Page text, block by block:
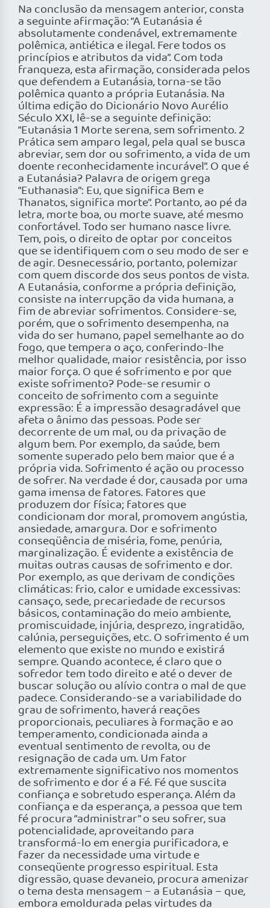
Na conclusão da mensagem anterior, consta
a seguinte afirmação: “A Eutanásia é
absolutamente condenável, extremamente
polêmica, antiética e ilegal. Fere todos os
princípios e atributos da vida”. Com toda
franqueza, esta afirmação, considerada pelos
que defendem a Eutanásia, torna-se tão
polêmica quanto a própria Eutanásia. Na
última edição do Dicionário Novo Aurélio
Século XXI, lê-se a seguinte definição:
“Eutanásia 1 Morte serena, sem sofrimento. 2
Prática sem amparo legal, pela qual se busca
abreviar, sem dor ou sofrimento, a vida de um
doente reconhecidamente incurável”. O que é
a Eutanásia? Palavra de origem grega
“Euthanasia”: Eu, que significa Bem e
Thanatos, significa morte”. Portanto, ao pé da
letra, morte boa, ou morte suave, até mesmo
confortável. Todo ser humano nasce livre.
Tem, pois, o direito de optar por conceitos
que se identifiquem com o seu modo de ser e
de agir. Desnecessário, portanto, polemizar
com quem discorde dos seus pontos de vista.
A Eutanásia, conforme a própria definição,
consiste na interrupção da vida humana, a
fim de abreviar sofrimentos. Considere-se,
porém, que o sofrimento desempenha, na
vida do ser humano, papel semelhante ao do
fogo, que tempera o aço, conferindo-lhe
melhor qualidade, maior resistência, por isso
maior força. O que é sofrimento e por que
existe sofrimento? Pode-se resumir o
conceito de sofrimento com a seguinte
expressão: É a impressão desagradável que
afeta o ânimo das pessoas. Pode ser
decorrente de um mal, ou da privação de
algum bem. Por exemplo, da saúde, bem
somente superado pelo bem maior que é a
própria vida. Sofrimento é ação ou processo
de sofrer. Na verdade é dor, causada por uma
gama imensa de fatores. Fatores que
produzem dor física; fatores que
condicionam dor moral, promovem angústia,
ansiedade, amargura. Dor e sofrimento
conseqüência de miséria, fome, penúria,
marginalização. É evidente a existência de
muitas outras causas de sofrimento e dor.
Por exemplo, as que derivam de condições
climáticas: frio, calor e umidade excessivas:
cansaço, sede, precariedade de recursos
básicos, contaminação do meio ambiente,
promiscuidade, injúria, desprezo, ingratidão,
calúnia, perseguições, etc. O sofrimento é um
elemento que existe no mundo e existirá
sempre. Quando acontece, é claro que o
sofredor tem todo direito e até o dever de
buscar solução ou alívio contra o mal de que
padece. Considerando-se a variabilidade do
grau de sofrimento, haverá reações
proporcionais, peculiares à formação e ao
temperamento, condicionada ainda a
eventual sentimento de revolta, ou de
resignação de cada um. Um fator
extremamente significativo nos momentos
de sofrimento e dor é a Fé. Fé que suscita
confiança e sobretudo esperança. Além da
confiança e da esperança, a pessoa que tem
fé procura “administrar” o seu sofrer, sua
potencialidade, aproveitando para
transformá-lo em energia purificadora, e
fazer da necessidade uma virtude e
conseqüente progresso espiritual. Esta
digressão, quase devaneio, procura amenizar
o tema desta mensagem – a Eutanásia – que,
embora emoldurada pelas virtudes da